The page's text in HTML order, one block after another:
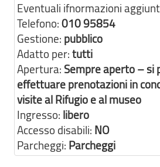
Eventuali ifnormazioni
Telefono:010 95854
Gestione: pubblico
Adatto per:tutti
Apertura: Sempre aperto – si
effettuare prenotazioni in
visite al Rifugio e al museo
Ingresso: libero
Accesso disabili: NO
Parcheggi: Parcheggi